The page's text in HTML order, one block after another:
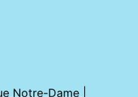
Notre-Dame |